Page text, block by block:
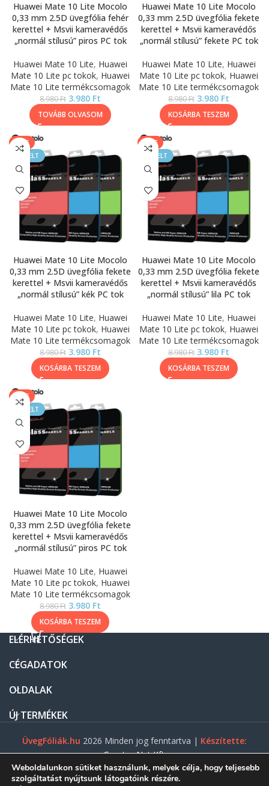
Huawei Mate 10 Lite Mocolo
0,33 mm 2.5D üvegfólia fehér
kerettel + Msvii kameravédős
„normál stílusú” piros PC tok
Huawei Mate 10 Lite, Huawei
Mate 10 Lite pc tokok, Huawei
Mate 10 Lite termékcsomagok
8.980Ft 3.980 Ft
TOVÁBB OLVASOM
Huawei Mate 10 Lite Mocolo
0,33 mm 2.5D üvegfólia fekete
kerettel + Msvii kameravédős
„normál stílusú” fekete PC tok
Huawei Mate 10 Lite, Huawei
Mate 10 Lite pc tokok, Huawei
Mate 10 Lite termékcsomagok
8.980Ft 3.980 Ft
KOSÁRBA TESZEM
SALE
KIEMELT
Huawei Mate 10 Lite Mocolo
0,33 mm 2.5D üvegfólia fekete
kerettel + Msvii kameravédős
„normál stílusú” kék PC tok
Huawei Mate 10 Lite, Huawei
Mate 10 Lite pc tokok, Huawei
Mate 10 Lite termékcsomagok
8.980Ft 3.980 Ft
KOSÁRBA TESZEM
SALE
KIEMELT
Huawei Mate 10 Lite Mocolo
0,33 mm 2.5D üvegfólia fekete
kerettel + Msvii kameravédős
„normál stílusú” lila PC tok
Huawei Mate 10 Lite, Huawei
Mate 10 Lite pc tokok, Huawei
Mate 10 Lite termékcsomagok
8.980Ft 3.980 Ft
KOSÁRBA TESZEM
SALE
KIEMELT
Huawei Mate 10 Lite Mocolo
0,33 mm 2.5D üvegfólia fekete
kerettel + Msvii kameravédős
„normál stílusú” piros PC tok
Huawei Mate 10 Lite, Huawei
Mate 10 Lite pc tokok, Huawei
Mate 10 Lite termékcsomagok
8.980Ft 3.980 Ft
KOSÁRBA TESZEM
ELÉRHETŐSÉGEK
CÉGADATOK
OLDALAK
ÚJ TERMÉKEK
ÜvegFóliák.hu 2026 Minden jog fenntartva | Készítette:
Gasztro Net Kft.
Weboldalunkon sütiket használunk, melyek célja, hogy teljesebb
szolgáltatást nyújtsunk látogatóink részére.